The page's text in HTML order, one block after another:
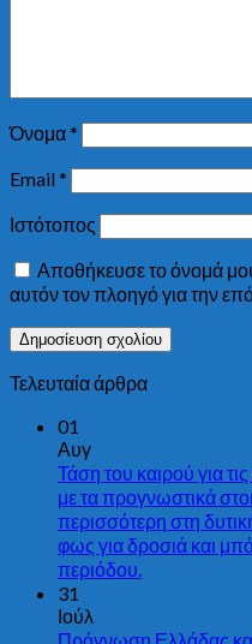
Όνομα*
Email*
Ιστότοπος
Αποθήκευσε το όνομά
αυτόν τον πλοηγό για την
Τελευταία άρθρα
01
Αυγ
Τάση του καιρού για
με τα προγνωστικά
περισσότερη στη
φως για δροσιά και
περιόδου.
31
Ιούλ
Πρόγνωση Ελλάδας